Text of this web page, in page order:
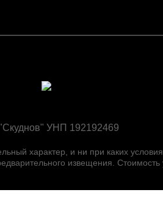
УНП 192192469
характер, и ни при каких
извещения. Стоимость